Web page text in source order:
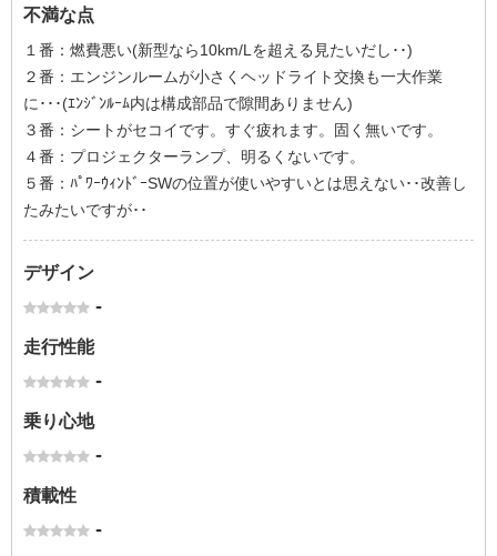
不満な点
１番：燃費悪い(新型なら10km/Lを超える見たいだし･･)
２番：エンジンルームが小さくヘッドライト交換も一大作業
に･･･(ｴﾝｼﾞﾝﾙｰﾑ内は構成部品で隙間ありません)
３番：シートがセコイです。すぐ疲れます。固く無いです。
４番：プロジェクターランプ、明るくないです。
５番：ﾊﾟﾜｰｳｨﾝﾄﾞｰSWの位置が使いやすいとは思えない･･改善し
たみたいですが･･
デザイン
-
走行性能
-
乗り心地
-
積載性
-